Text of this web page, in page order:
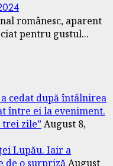
românesc, aparent
pentru gustul...
cedat după întâlnirea
între ei la eveniment.
trei zile”August 8,
Lupău. Iair a
de o surprizăAugust